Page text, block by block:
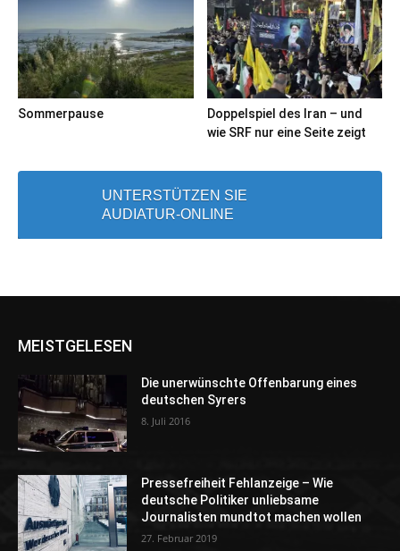
Sommerpause
Doppelspiel des Iran – und
wie SRF nur eine Seite zeigt
UNTERSTÜTZEN SIE
AUDIATUR-ONLINE
MEISTGELESEN
Die unerwünschte Offenbarung eines
deutschen Syrers
8. Juli 2016
Pressefreiheit Fehlanzeige – Wie
deutsche Politiker unliebsame
Journalisten mundtot machen wollen
27. Februar 2019